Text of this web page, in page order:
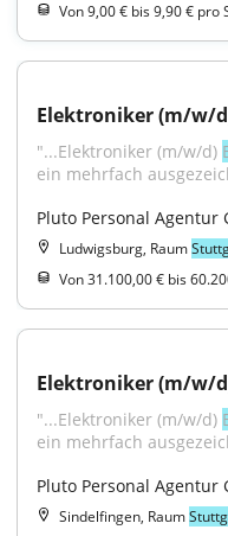
Von 9,00 € bis 9,90 € pro
Elektroniker (m/w/
"...Elektroniker (m/w/d)
ein mehrfach
Pluto Personal Agentur
Ludwigsburg, Raum
Von 31.100,00 € bis
Elektroniker (m/w/
"...Elektroniker (m/w/d)
ein mehrfach
Pluto Personal Agentur
Sindelfingen, Raum